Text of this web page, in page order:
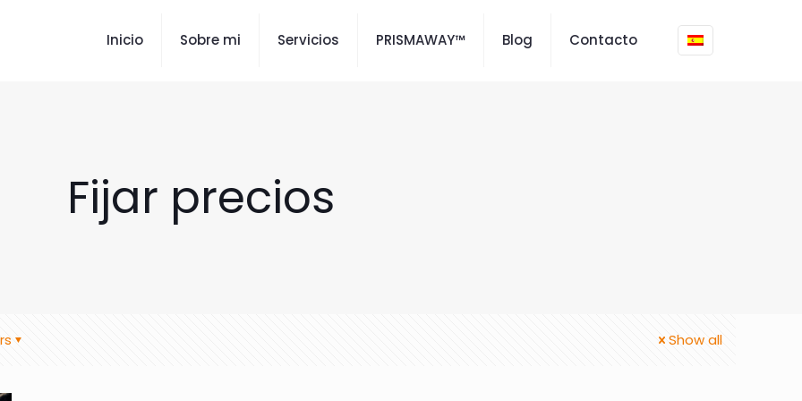
Inicio Sobre mi Servicios PRISMAWAY™ Blog Contacto
Fijar precios
Show all